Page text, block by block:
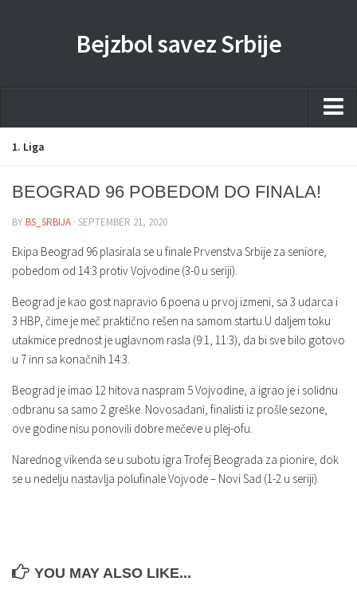
Bejzbol savez Srbije
Home
Liga
Sponzorstva
Dokumenta
Javne nabavke
Kontakt
1. Liga
BEOGRAD 96 POBEDOM DO FINALA!
BY BS_SRBIJA · SEPTEMBER 21, 2020
Ekipa Beograd 96 plasirala se u finale Prvenstva Srbije za seniore,
pobedom od 14:3 protiv Vojvodine (3-0 u seriji).
Beograd je kao gost napravio 6 poena u prvoj izmeni, sa 3 udarca i
3 HBP, čime je meč praktično rešen na samom startu.U daljem toku
utakmice prednost je uglavnom rasla (9:1, 11:3), da bi sve bilo gotovo
u 7 inn sa konačnih 14:3.
Beograd je imao 12 hitova naspram 5 Vojvodine, a igrao je i solidnu
odbranu sa samo 2 greške. Novosađani, finalisti iz prošle sezone,
ove godine nisu ponovili dobre mečeve u plej-ofu.
Narednog vikenda se u subotu igra Trofej Beograda za pionire, dok
se u nedelju nastavlja polufinale Vojvode – Novi Sad (1-2 u seriji).
YOU MAY ALSO LIKE...